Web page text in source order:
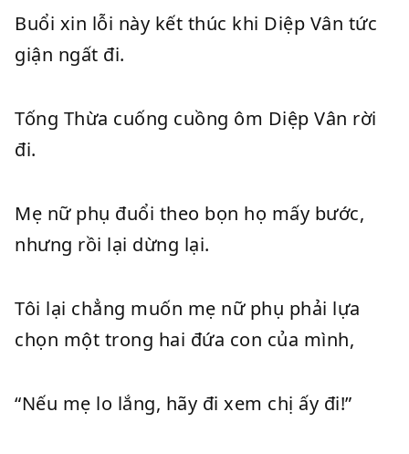
Buổi xin lỗi này kết thúc khi Diệp Vân tức
giận ngất đi.
Tống Thừa cuống cuồng ôm Diệp Vân rời
đi.
Mẹ nữ phụ đuổi theo bọn họ mấy bước,
nhưng rồi lại dừng lại.
Tôi lại chẳng muốn mẹ nữ phụ phải lựa
chọn một trong hai đứa con của mình,
“Nếu mẹ lo lắng, hãy đi xem chị ấy đi!”